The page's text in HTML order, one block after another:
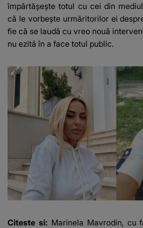
împărtășește totul cu cei din
că le vorbește urmăritorilor ei
fie că se laudă cu vreo nouă
nu ezită în a face totul public.
Citeste si: Marinela Mavrodin, cu